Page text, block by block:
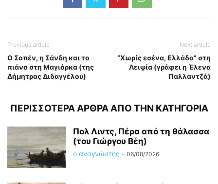
Previous article
Ο Σοπέν, η Σάνδη και το
πιάνο στη Μαγιόρκα (της
Δήμητρας Διδαγγέλου)
Next article
“Χωρίς εσένα, Ελλάδα” στη
Λειψία (γράφει η Έλενα
Παλλαντζά)
ΠΕΡΙΣΣΟΤΕΡΑ ΑΡΘΡΑ ΑΠΟ ΤΗΝ ΚΑΤΗΓΟΡΙΑ
Πολ Λιντς, Πέρα από τη θάλασσα
(του Γιώργου Βέη)
ο αναγνώστης - 06/08/2026